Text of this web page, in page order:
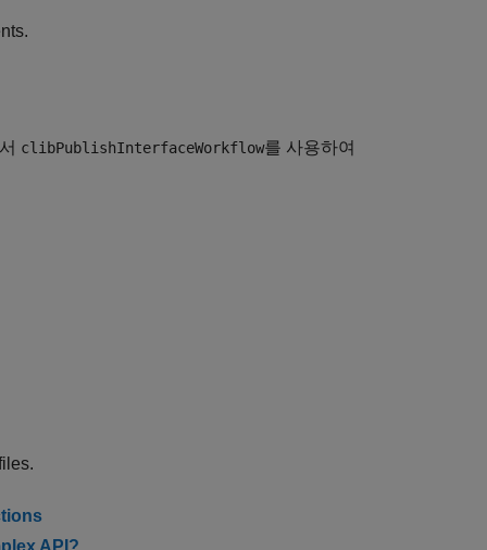
clibPublishInterfaceWorkflow를 사용하여
API?